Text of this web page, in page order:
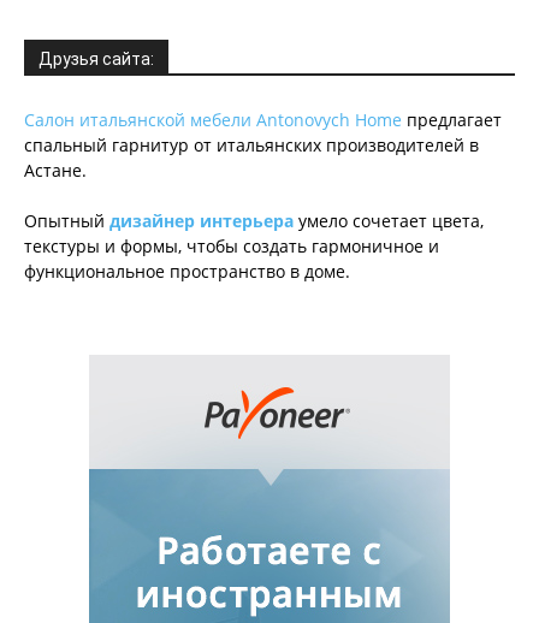
Друзья сайта:
Салон итальянской мебели Antonovych Home предлагает
спальный гарнитур от итальянских производителей в
Астане.
Опытный дизайнер интерьера умело сочетает цвета,
текстуры и формы, чтобы создать гармоничное и
функциональное пространство в доме.